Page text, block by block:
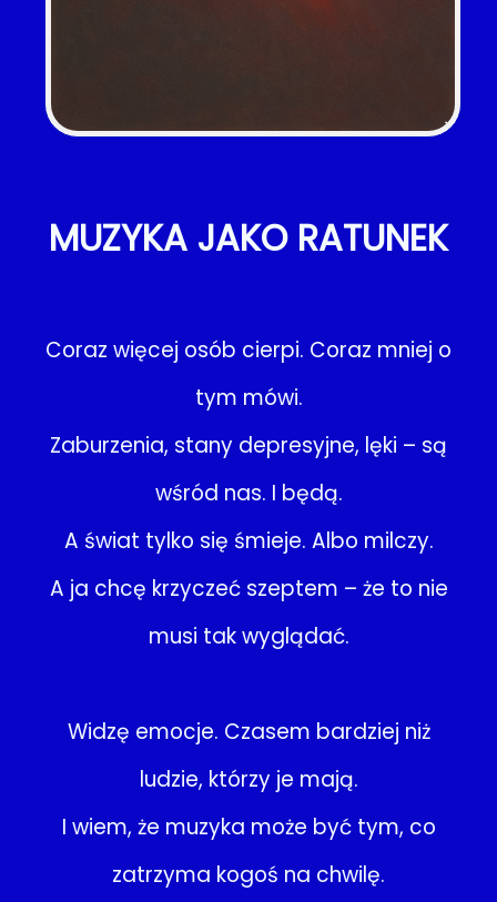
MUZYKA JAKO RATUNEK
Coraz więcej osób cierpi. Coraz mniej o
tym mówi.
Zaburzenia, stany depresyjne, lęki – są
wśród nas. I będą.
A świat tylko się śmieje. Albo milczy.
A ja chcę krzyczeć szeptem – że to nie
musi tak wyglądać.
Widzę emocje. Czasem bardziej niż
ludzie, którzy je mają.
I wiem, że muzyka może być tym, co
zatrzyma kogoś na chwilę.